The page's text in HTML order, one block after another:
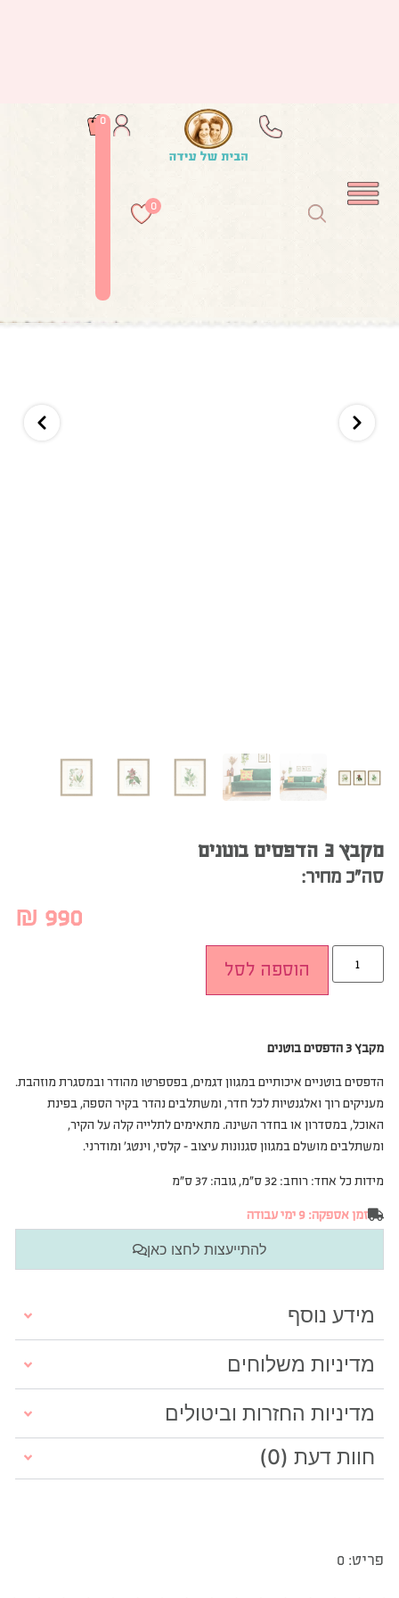
מקבץ 3 הדפסים בוטנים
סה”כ מחיר:
₪ 990
הוספה לסל
מקבץ
הדפסים בוטניים איכותיים במגוון דגמים, בפספרטו מהודר ובמסגרת מוזהבת.
מעניקים רוך ואלגנטיות לכל חדר, ומשתלבים נהדר בקיר הספה, בפינת
האוכל, במסדרון או בחדר השינה. מתאימים לתלייה קלה על הקיר,
ומשתלבים מושלם במגוון סגנונות עיצוב – קלסי, וינטג’ ומודרני.
מידות כל אחד: רוחב: 32 ס”מ, גובה: 37 ס”מ
זמן אספקה: 9 ימי עבודה
להתייעצות לחצו כאן
מידע נוסף
מדיניות משלוחים
מדיניות החזרות וביטולים
חוות דעת (0)
פריט: 0